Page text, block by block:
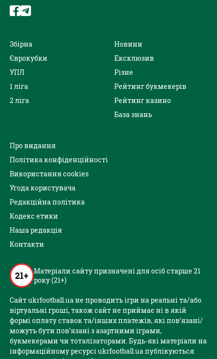
Збірна
Єврокубки
УПЛ
1 ліга
2 ліга
Новини
Ексклюзив
Різне
Рейтинг букмекерів
Рейтинг казино
База знань
Про видання
Політика конфіденційності
Використання cookies
Угода користувача
Редакційна політика
Кодекс етики
Наша редакція
Контакти
21+ Матеріали сайту призначені для осіб старше 21
року (21+)
Сайт ukrfootball.ua не проводить ігри на реальні та/або
віртуальні гроші, також сайт не приймає ні в якій
формі оплату ставок та/інших платежів, які пов’язані/
можуть бути пов’язані з азартними іграми,
букмекерами чи тоталізаторами. Будь-які матеріали на
інформаційному ресурсі ukrfootball.ua публікуються